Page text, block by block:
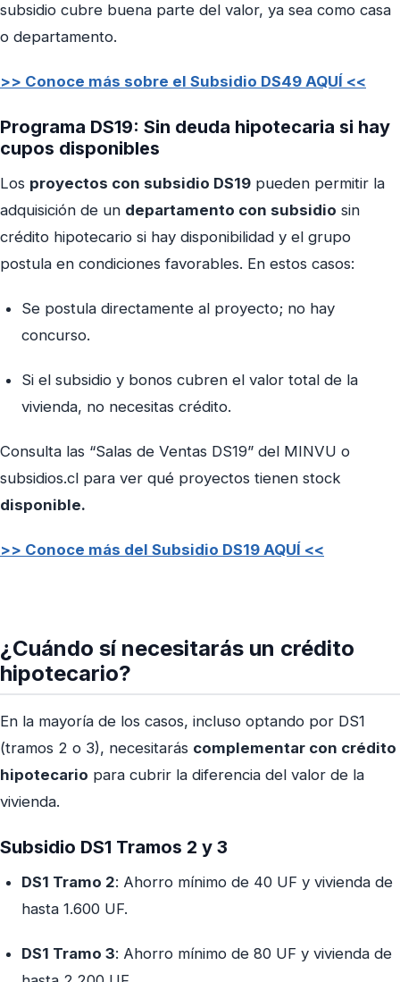
subsidio cubre buena parte del valor, ya sea como casa
o departamento.
>> Conoce más sobre el Subsidio DS49 AQUÍ <<
Programa DS19: Sin deuda hipotecaria si hay
cupos disponibles
Los proyectos con subsidio DS19 pueden permitir la
adquisición de un departamento con subsidio sin
crédito hipotecario si hay disponibilidad y el grupo
postula en condiciones favorables. En estos casos:
Se postula directamente al proyecto; no hay
concurso.
Si el subsidio y bonos cubren el valor total de la
vivienda, no necesitas crédito.
Consulta las “Salas de Ventas DS19” del MINVU o
subsidios.cl para ver qué proyectos tienen stock
disponible.
>> Conoce más del Subsidio DS19 AQUÍ <<
¿Cuándo sí necesitarás un crédito
hipotecario?
En la mayoría de los casos, incluso optando por DS1
(tramos 2 o 3), necesitarás complementar con crédito
hipotecario para cubrir la diferencia del valor de la
vivienda.
Subsidio DS1 Tramos 2 y 3
DS1 Tramo 2: Ahorro mínimo de 40 UF y vivienda de
hasta 1.600 UF.
DS1 Tramo 3: Ahorro mínimo de 80 UF y vivienda de